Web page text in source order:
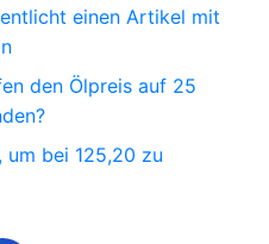
einen Artikel mit
den Ölpreis auf 25
um bei 125,20 zu